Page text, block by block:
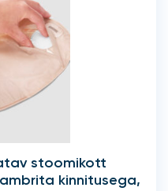
stoomikott
kinnitusega,